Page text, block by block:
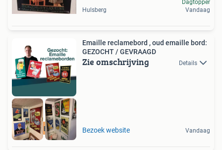
Hulsberg
Dagtopper
Vandaag
RECLAMEBORDEN
Emaille reclamebord , oud emaille bord:
GEZOCHT / GEVRAAGD
Zie omschrijving Details
Bezoek website Vandaag